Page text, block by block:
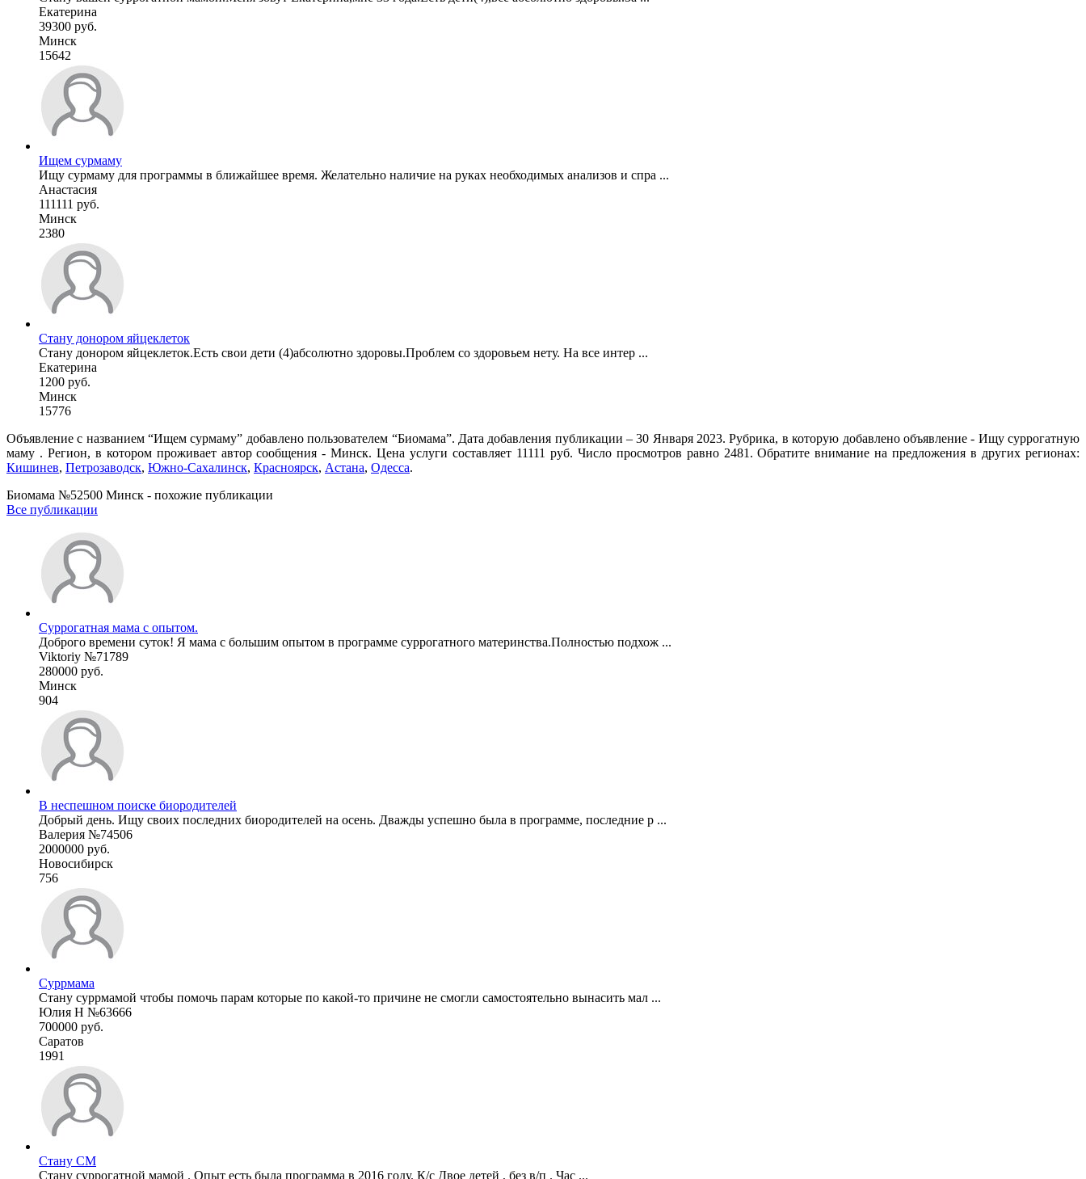
Екатерина
39300 руб.
Минск
15642
Ищем сурмаму
Ищу сурмаму для программы в ближайшее время. Желательно наличие на руках необходимых анализов и спра ...
Анастасия
111111 руб.
Минск
2380
Стану донором яйцеклеток
Стану донором яйцеклеток.Есть свои дети (4)абсолютно здоровы.Проблем со здоровьем нету. На все интер ...
Екатерина
1200 руб.
Минск
15776
Объявление с названием “Ищем сурмаму” добавлено пользователем “Биомама”. Дата добавления публикации – 30 Января 2023. Рубрика, в которую добавлено объявление - Ищу суррогатную
маму . Регион, в котором проживает автор сообщения - Минск. Цена услуги составляет 11111 руб. Число просмотров равно 2481. Обратите внимание на предложения в других регионах:
Кишинев, Петрозаводск, Южно-Сахалинск, Красноярск, Астана, Одесса.
Биомама №52500 Минск - похожие публикации
Все публикации
Суррогатная мама с опытом.
Доброго времени суток! Я мама с большим опытом в программе суррогатного материнства.Полностью подхож ...
Viktoriy №71789
280000 руб.
Минск
904
В неспешном поиске биородителей
Добрый день. Ищу своих последних биородителей на осень. Дважды успешно была в программе, последние р ...
Валерия №74506
2000000 руб.
Новосибирск
756
Суррмама
Стану суррмамой чтобы помочь парам которые по какой-то причине не смогли самостоятельно вынасить мал ...
Юлия Н №63666
700000 руб.
Саратов
1991
Стану СМ
Стану суррогатной мамой . Опыт есть была программа в 2016 году. К/с Двое детей , без в/п . Час ...